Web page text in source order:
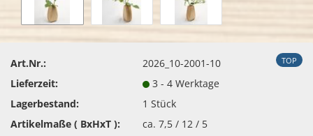
TOP
Art.Nr.:
2026_10-2001-10
Lieferzeit:
3 - 4 Werktage
Lagerbestand:
1Stück
Artikelmaße ( BxHxT ):
ca. 7,5 / 12 / 5